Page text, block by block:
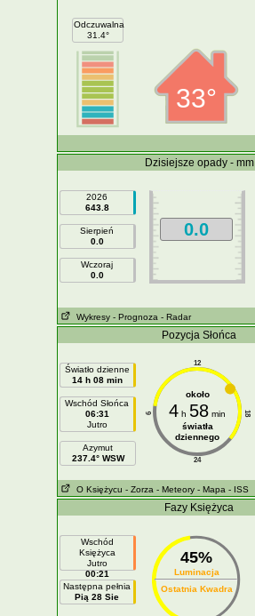
Odczuwalna
31.4°
33°
Dzisiejsze opady - mm
2026
643.8
Sierpień
0.0
Wczoraj
0.0
0.0
Wykresy - Prognoza - Radar
Pozycja Słońca
Światło dzienne
14 h 08 min
Wschód Słońca
06:31
Jutro
Azymut
237.4° WSW
12
24
6 18
około
4 h 58 min
światła
dziennego
O Księżycu - Zorza - Meteory - Mapa - ISS
Fazy Księżyca
Wschód
Księżyca
Jutro
00:21
Następna pełnia
Pią 28 Sie
45%
Luminacja
Ostatnia Kwadra